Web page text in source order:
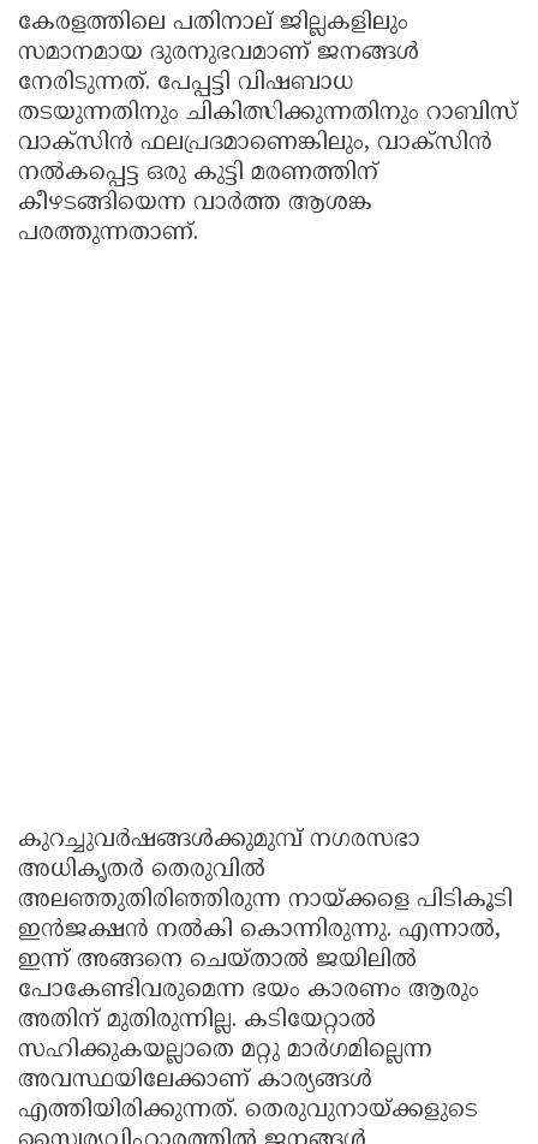
കേരളത്തിലെ പതിനാല് ജില്ലകളിലും
സമാനമായ ദുരനുഭവമാണ് ജനങ്ങൾ
നേരിടുന്നത്. പേപ്പട്ടി വിഷബാധ
തടയുന്നതിനും ചികിത്സിക്കുന്നതിനും റാബിസ്
വാക്സിൻ ഫലപ്രദമാണെങ്കിലും, വാക്സിൻ
നൽകപ്പെട്ട ഒരു കുട്ടി മരണത്തിന്
കീഴടങ്ങിയെന്ന വാർത്ത ആശങ്ക
പരത്തുന്നതാണ്.
കുറച്ചുവർഷങ്ങൾക്കുമുമ്പ് നഗരസഭാ
അധികൃതർ തെരുവിൽ
അലഞ്ഞുതിരിഞ്ഞിരുന്ന നായ്ക്കളെ പിടികൂടി
ഇൻജക്ഷൻ നൽകി കൊന്നിരുന്നു. എന്നാൽ,
ഇന്ന് അങ്ങനെ ചെയ്താൽ ജയിലിൽ
പോകേണ്ടിവരുമെന്ന ഭയം കാരണം ആരും
അതിന് മുതിരുന്നില്ല. കടിയേറ്റാൽ
സഹിക്കുകയല്ലാതെ മറ്റു മാർഗമില്ലെന്ന
അവസ്ഥയിലേക്കാണ് കാര്യങ്ങൾ
എത്തിയിരിക്കുന്നത്. തെരുവുനായ്ക്കളുടെ